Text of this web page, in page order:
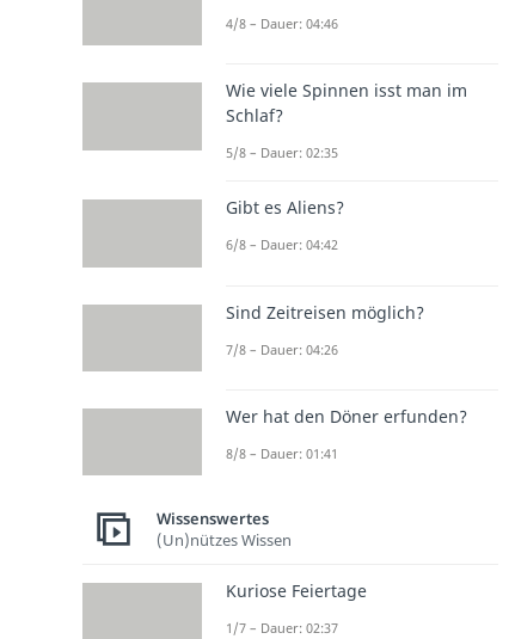
4/8 – Dauer: 04:46
Wie viele Spinnen isst man im
Schlaf?
5/8 – Dauer: 02:35
Gibt es Aliens?
6/8 – Dauer: 04:42
Sind Zeitreisen möglich?
7/8 – Dauer: 04:26
Wer hat den Döner erfunden?
8/8 – Dauer: 01:41
Wissenswertes
(Un)nützes Wissen
Kuriose Feiertage
1/7 – Dauer: 02:37